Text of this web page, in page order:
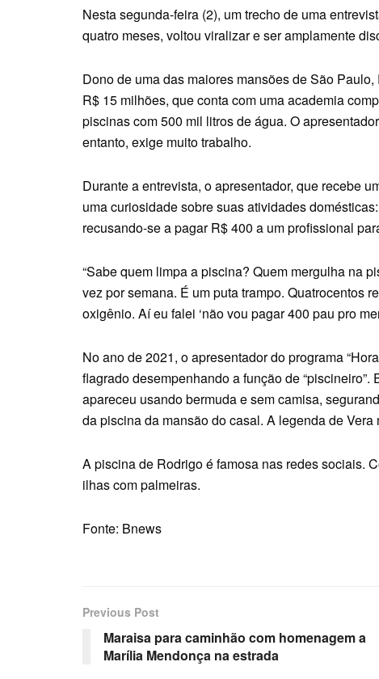
Nesta segunda-feira (2), um trecho de uma
quatro meses, voltou viralizar e ser amplamente
Dono de uma das maiores mansões de São
R$ 15 milhões, que conta com uma academia
piscinas com 500 mil litros de água. O
entanto, exige muito trabalho.
Durante a entrevista, o apresentador, que recebe
uma curiosidade sobre suas atividades
recusando-se a pagar R$ 400 a um profissional
“Sabe quem limpa a piscina? Quem mergulha na
vez por semana. É um puta trampo. Quatrocentos
oxigênio. Aí eu falei ‘não vou pagar 400 pau pro
No ano de 2021, o apresentador do programa
flagrado desempenhando a função de
apareceu usando bermuda e sem camisa,
da piscina da mansão do casal. A legenda de Vera
A piscina de Rodrigo é famosa nas redes sociais.
ilhas com palmeiras.
Fonte: Bnews
Previous Post
Maraisa para caminhão com homenagem a
Marília Mendonça na estrada